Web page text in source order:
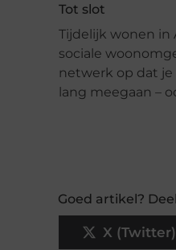
Tot slot
Tijdelijk wonen in
sociale
netwerk op dat je
lang meegaan –
Goed artikel?
X (Twitter)